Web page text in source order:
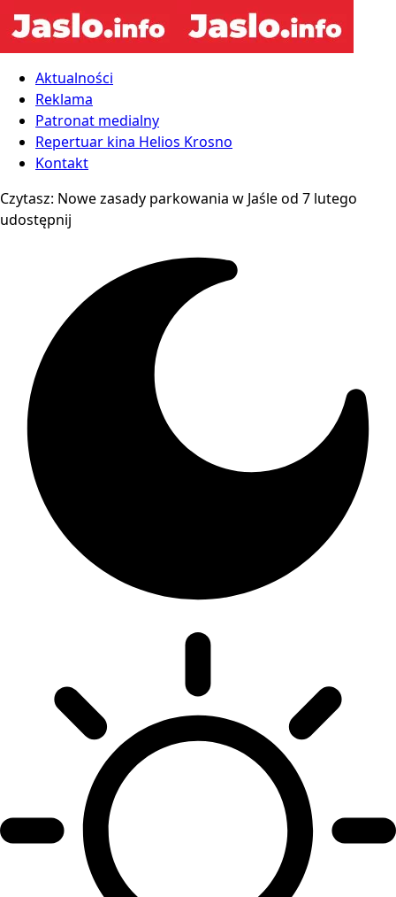
Aktualności
Reklama
Patronat medialny
Repertuar kina Helios Krosno
Kontakt
Czytasz: Nowe zasady parkowania w Jaśle od 7 lutego
udostępnij